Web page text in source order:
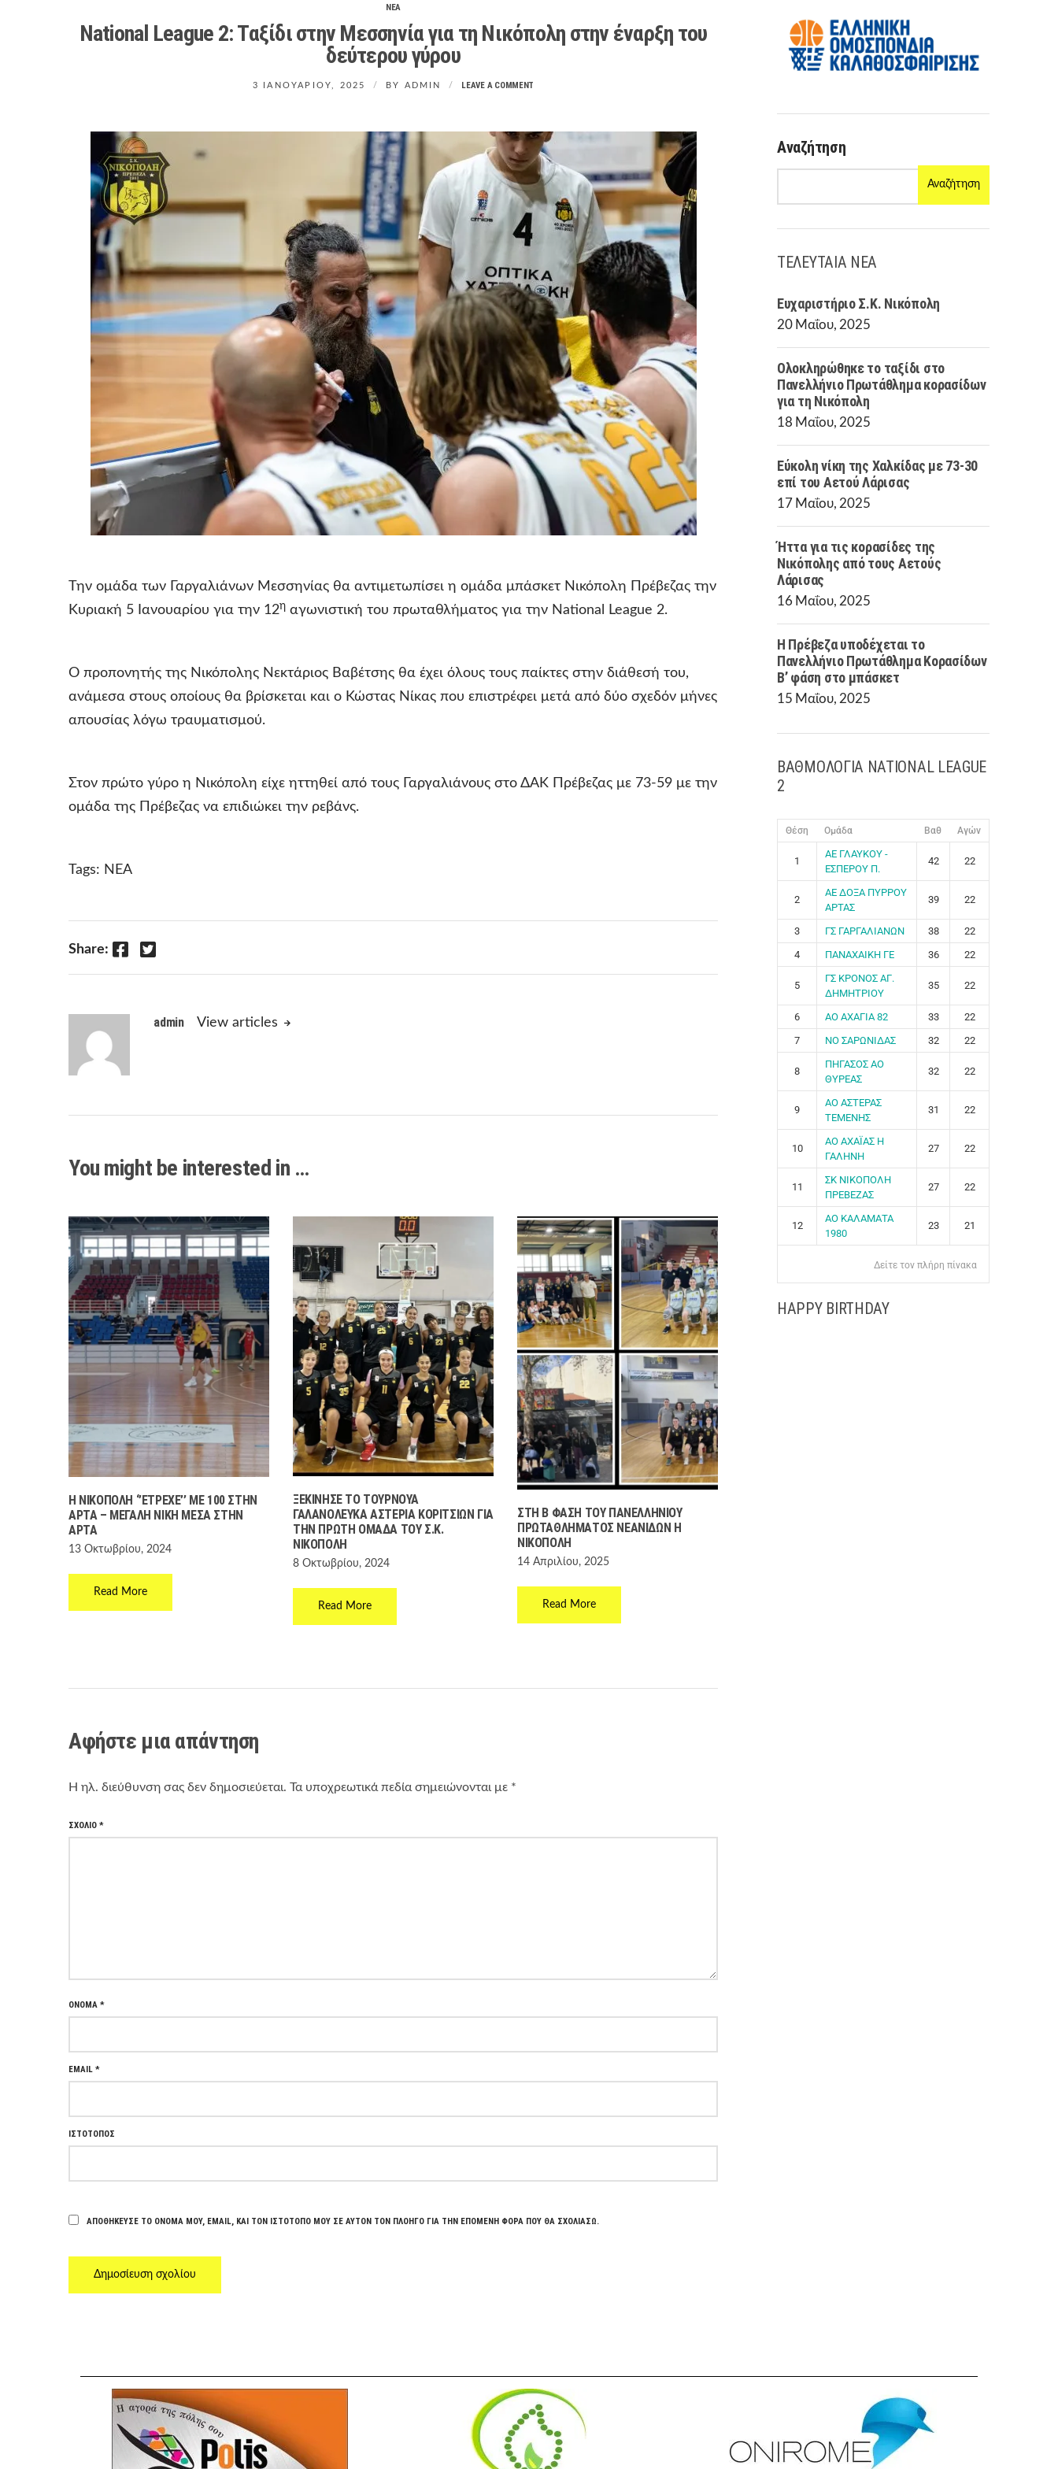
ΝΕΑ
National League 2: Ταξίδι στην Μεσσηνία για τη Νικόπολη στην έναρξη του
δεύτερου γύρου
3 ΙΑΝΟΥΑΡΊΟΥ, 2025 BY ADMIN LEAVE A COMMENT
Την ομάδα των Γαργαλιάνων Μεσσηνίας θα αντιμετωπίσει η ομάδα μπάσκετ Νικόπολη Πρέβεζας την
Κυριακή 5 Ιανουαρίου για την 12η αγωνιστική του πρωταθλήματος για την National League 2.
Ο προπονητής της Νικόπολης Νεκτάριος Βαβέτσης θα έχει όλους τους παίκτες στην διάθεσή του,
ανάμεσα στους οποίους θα βρίσκεται και ο Κώστας Νίκας που επιστρέφει μετά από δύο σχεδόν μήνες
απουσίας λόγω τραυματισμού.
Στον πρώτο γύρο η Νικόπολη είχε ηττηθεί από τους Γαργαλιάνους στο ΔΑΚ Πρέβεζας με 73-59 με την
ομάδα της Πρέβεζας να επιδιώκει την ρεβάνς.
Tags: ΝΕΑ
Share: Facebook Twitter
admin View articles
You might be interested in …
Η ΝΙΚΌΠΟΛΗ ‘’ΈΤΡΕΧΕ’’ ΜΕ 100 ΣΤΗΝ
ΆΡΤΑ – ΜΕΓΆΛΗ ΝΊΚΗ ΜΈΣΑ ΣΤΗΝ
ΆΡΤΑ
13 Οκτωβρίου, 2024
Read More
ΞΕΚΊΝΗΣΕ ΤΟ ΤΟΥΡΝΟΥΆ
ΓΑΛΑΝΌΛΕΥΚΑ ΑΣΤΈΡΙΑ ΚΟΡΙΤΣΙΏΝ ΓΙΑ
ΤΗΝ ΠΡΏΤΗ ΟΜΆΔΑ ΤΟΥ Σ.Κ.
ΝΙΚΌΠΟΛΗ
8 Οκτωβρίου, 2024
Read More
ΣΤΗ Β ΦΆΣΗ ΤΟΥ ΠΑΝΕΛΛΗΝΊΟΥ
ΠΡΩΤΑΘΛΉΜΑΤΟΣ ΝΕΑΝΊΔΩΝ Η
ΝΙΚΌΠΟΛΗ
14 Απριλίου, 2025
Read More
Αφήστε μια απάντηση
Η ηλ. διεύθυνση σας δεν δημοσιεύεται. Τα υποχρεωτικά πεδία σημειώνονται με *
ΣΧΌΛΙΟ *
ΌΝΟΜΑ *
EMAIL *
ΙΣΤΌΤΟΠΟΣ
ΑΠΟΘΉΚΕΥΣΕ ΤΟ ΌΝΟΜΆ ΜΟΥ, EMAIL, ΚΑΙ ΤΟΝ ΙΣΤΌΤΟΠΟ ΜΟΥ ΣΕ ΑΥΤΌΝ ΤΟΝ ΠΛΟΗΓΌ ΓΙΑ ΤΗΝ ΕΠΌΜΕΝΗ ΦΟΡΆ ΠΟΥ ΘΑ ΣΧΟΛΙΆΣΩ.
Αναζήτηση
Αναζήτηση
ΤΕΛΕΥΤΑΙΑ ΝΕΑ
Ευχαριστήριο Σ.Κ. Νικόπολη
20 Μαΐου, 2025
Ολοκληρώθηκε το ταξίδι στο
Πανελλήνιο Πρωτάθλημα κορασίδων
για τη Νικόπολη
18 Μαΐου, 2025
Εύκολη νίκη της Χαλκίδας με 73-30
επί του Αετού Λάρισας
17 Μαΐου, 2025
Ήττα για τις κορασίδες της
Νικόπολης από τους Αετούς
Λάρισας
16 Μαΐου, 2025
Η Πρέβεζα υποδέχεται το
Πανελλήνιο Πρωτάθλημα Κορασίδων
Β’ φάση στο μπάσκετ
15 Μαΐου, 2025
ΒΑΘΜΟΛΟΓΙΑ NATIONAL LEAGUE
2
Θέση Ομάδα Βαθ Αγών
1
ΑΕ ΓΛΑΥΚΟΥ -
ΕΣΠΕΡΟΥ Π.
42 22
2
ΑΕ ΔΟΞΑ ΠΥΡΡΟΥ
ΑΡΤΑΣ
39 22
3 ΓΣ ΓΑΡΓΑΛΙΑΝΩΝ 38
22
4
ΠΑΝΑΧΑΙΚΗ ΓΕ 36 22
5
ΓΣ ΚΡΟΝΟΣ ΑΓ.
ΔΗΜΗΤΡΙΟΥ
35 22
6 ΑΟ ΑΧΑΓΙΑ 82 33
22
7
ΝΟ ΣΑΡΩΝΙΔΑΣ 32 22
8
ΠΗΓΑΣΟΣ ΑΟ
ΘΥΡΕΑΣ
32 22
9
ΑΟ ΑΣΤΕΡΑΣ
ΤΕΜΕΝΗΣ
31 22
10
ΑΟ ΑΧΑΪΑΣ Η
ΓΑΛΗΝΗ
27 22
11
ΣΚ ΝΙΚΟΠΟΛΗ
ΠΡΕΒΕΖΑΣ
27 22
12
ΑΟ ΚΑΛΑΜΑΤΑ
1980
23 21
Δείτε τον πλήρη πίνακα
HAPPY BIRTHDAY